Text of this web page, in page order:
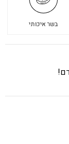
בשר איכותי